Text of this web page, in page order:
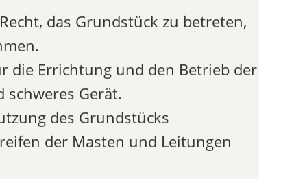
das Grundstück zu betreten,
die Errichtung und den Betrieb der
Gerät.
des Grundstücks
der Masten und Leitungen